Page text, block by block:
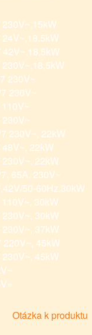
230V~
230V~
230V~, 22kW
22kW
22kW
65A, 230V~
50-60Hz,30kW
30kW
30kW
37kW
220V~, 45kW
45kW
Otázka k produktu